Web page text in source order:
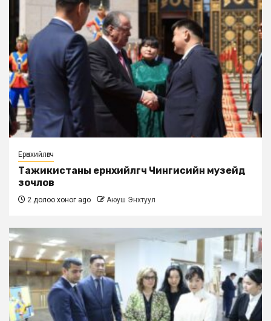
Ерөнхийлөгч
Тажикистаны ерөнхийлөгч Чингисийн музейд
зочлов
2 долоо хоног ago Аюуш Энхтуул